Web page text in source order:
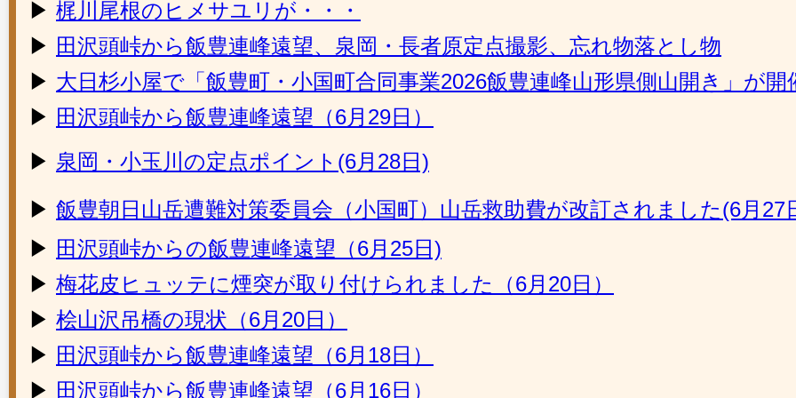
▶ 梶川尾根のヒメサユリが・・・
▶ 田沢頭峠から飯豊連峰遠望、泉岡・長者原定点撮影、忘れ物落とし物
▶ 大日杉小屋で「飯豊町・小国町合同事業2026飯豊連峰山形県側山開き」が開
▶ 田沢頭峠から飯豊連峰遠望（6月29日）
▶ 泉岡・小玉川の定点ポイント(6月28日)
▶ 飯豊朝日山岳遭難対策委員会（小国町）山岳救助費が改訂されました(6月27
▶ 田沢頭峠からの飯豊連峰遠望（6月25日)
▶ 梅花皮ヒュッテに煙突が取り付けられました（6月20日）
▶ 桧山沢吊橋の現状（6月20日）
▶ 田沢頭峠から飯豊連峰遠望（6月18日）
▶ 田沢頭峠から飯豊連峰遠望（6月16日）